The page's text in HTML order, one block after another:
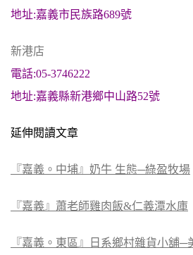
地址:嘉義市民族路689號
新港店
電話:05-3746222
地址:嘉義縣新港鄉中山路52號
延伸閱讀文章
『嘉義。中埔』奶牛 生態─綠盈牧場
『嘉義』蕭老師雞肉飯&仁義潭水庫
『嘉義。東區』日系鄉村雜貨小舖─